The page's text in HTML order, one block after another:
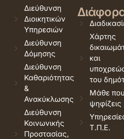
Διεύθυνση
Διοικητικών
Υπηρεσιών
Διεύθυνση
Δόμησης
Διεύθυνση
Καθαριότητας
&
Ανακύκλωσης
Διεύθυνση
Κοινωνικής
Προστασίας,
Χάρτης
και
του
Μάθε που
ψηφίζεις
Τ.Π.Ε.